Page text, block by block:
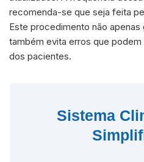
recomenda-se que seja feita
Este procedimento não apenas
também evita erros que
dos pacientes.
Sistema